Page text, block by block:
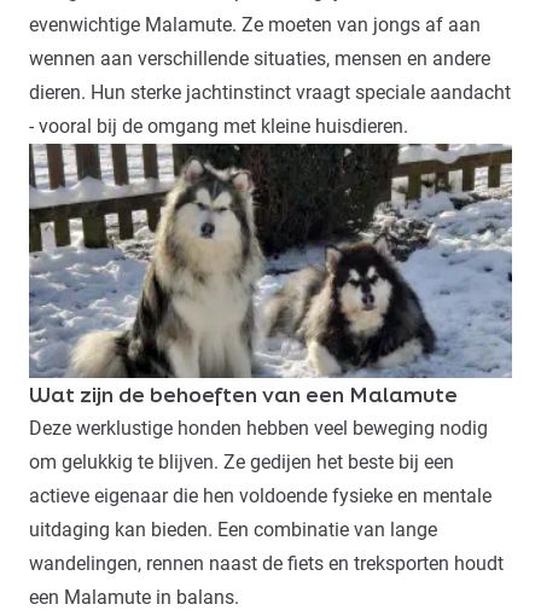
evenwichtige Malamute. Ze moeten van jongs af aan
wennen aan verschillende situaties, mensen en andere
dieren. Hun sterke jachtinstinct vraagt speciale aandacht
- vooral bij de omgang met kleine huisdieren.
Wat zijn de behoeften van een Malamute
Deze werklustige honden hebben veel beweging nodig
om gelukkig te blijven. Ze gedijen het beste bij een
actieve eigenaar die hen voldoende fysieke en mentale
uitdaging kan bieden. Een combinatie van lange
wandelingen, rennen naast de fiets en treksporten houdt
een Malamute in balans.